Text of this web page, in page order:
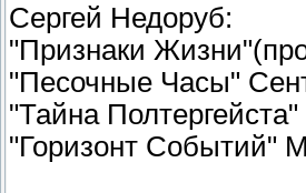
Сергей Недоруб:
"Признаки
"Песочные Часы"
"Тайна
"Горизонт Событий"